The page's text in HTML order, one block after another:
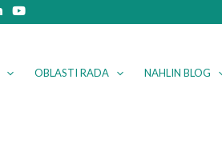
OBLASTI RADA NAHLIN BLOG